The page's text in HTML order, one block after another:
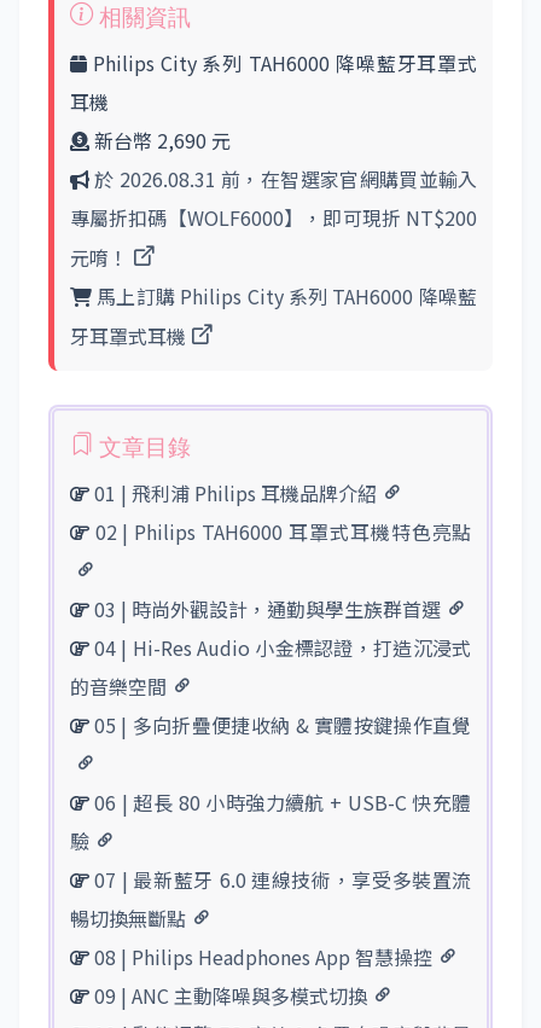
Philips City 系列 TAH6000 降噪藍牙耳罩式
耳機
新台幣 2,690 元
於 2026.08.31 前，在智選家官網購買並輸入
專屬折扣碼【WOLF6000】，即可現折 NT$200
元唷！
馬上訂購 Philips City 系列 TAH6000 降噪藍
牙耳罩式耳機
01 | 飛利浦 Philips 耳機品牌介紹
02 | Philips TAH6000 耳罩式耳機特色亮點
03 | 時尚外觀設計，通勤與學生族群首選
04 | Hi-Res Audio 小金標認證，打造沉浸式
的音樂空間
05 | 多向折疊便捷收納 & 實體按鍵操作直覺
06 | 超長 80 小時強力續航 + USB-C 快充體
驗
07 | 最新藍牙 6.0 連線技術，享受多裝置流
暢切換無斷點
08 | Philips Headphones App 智慧操控
09 | ANC 主動降噪與多模式切換